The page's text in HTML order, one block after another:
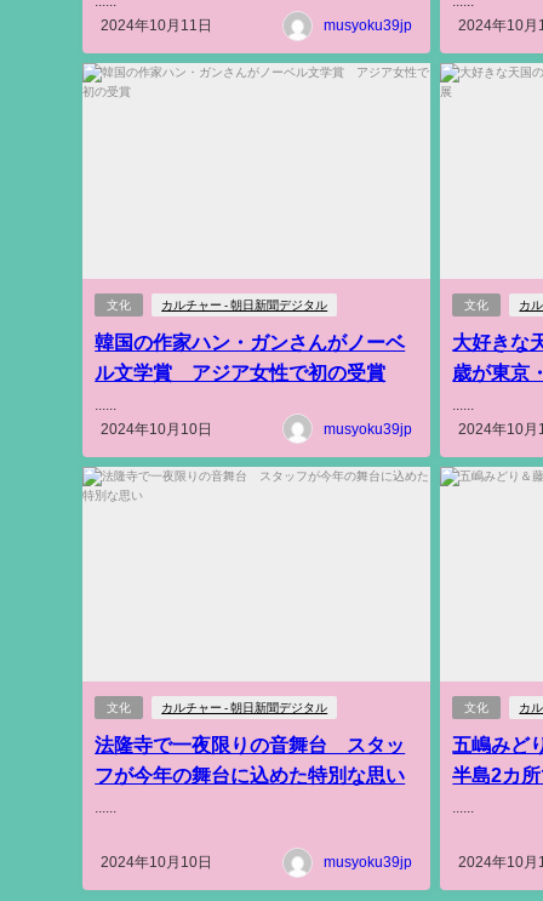
2024年10月11日
musyoku39jp
2024年10月
文化 カルチャー - 朝日新聞デジタル
韓国の作家ハン・ガンさんがノーベ
ル文学賞 アジア女性で初の受賞
2024年10月10日
musyoku39jp
文化 カ
大好きな
歳が東京
2024年10月
文化 カルチャー - 朝日新聞デジタル
法隆寺で一夜限りの音舞台 スタッ
フが今年の舞台に込めた特別な思い
2024年10月10日 musyoku39jp
文化 カ
五嶋みど
半島2カ
2024年10月